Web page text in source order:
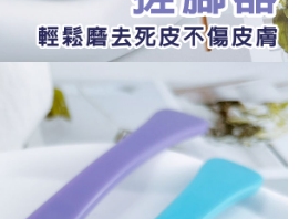
瀏覽以下網址：
得法定代理人或監護人之同意方可使用
同意申辦者引起之損失，本公司不負相關責
時，將依據個別帳號之用戶狀況，依本公司即
若仍有額度不足之情形，本公司將視審查結果
用他人資訊註冊。若發現惡意使用之情形，
停止該用戶之使用額度並採取法律行動。
含以上)免運費